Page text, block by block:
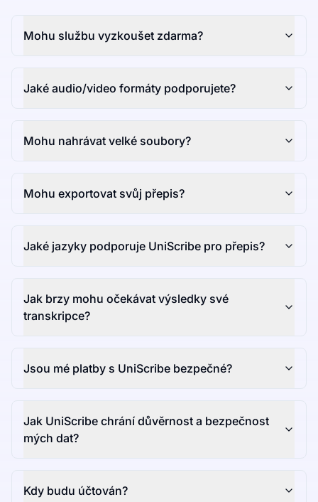
Mohu službu vyzkoušet zdarma?
Jaké audio/video formáty podporujete?
Mohu nahrávat velké soubory?
Mohu exportovat svůj přepis?
Jaké jazyky podporuje UniScribe pro přepis?
Jak brzy mohu očekávat výsledky své
transkripce?
Jsou mé platby s UniScribe bezpečné?
Jak UniScribe chrání důvěrnost a bezpečnost
mých dat?
Kdy budu účtován?